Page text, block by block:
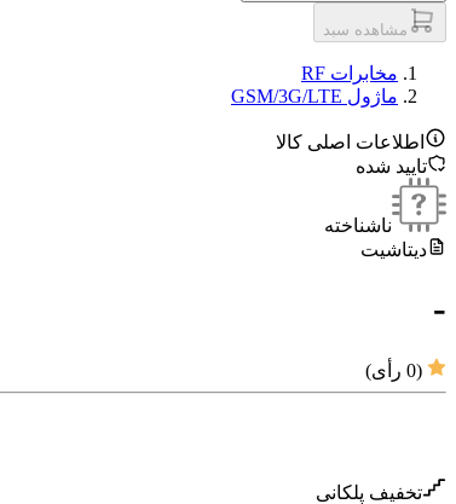
مشاهده سبد
مخابرات RF
ماژول‌ GSM/3G/LTE
اطلاعات اصلی کالا
تایید شده
ناشناخته
دیتاشیت
-
(
0 رأی)
تخفیف پلکانی